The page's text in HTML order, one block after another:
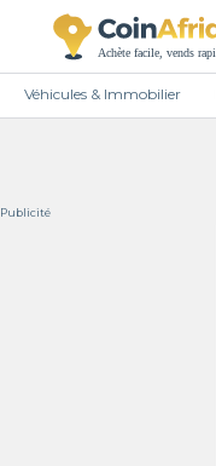
Véhicules & Immobilier
Publicité